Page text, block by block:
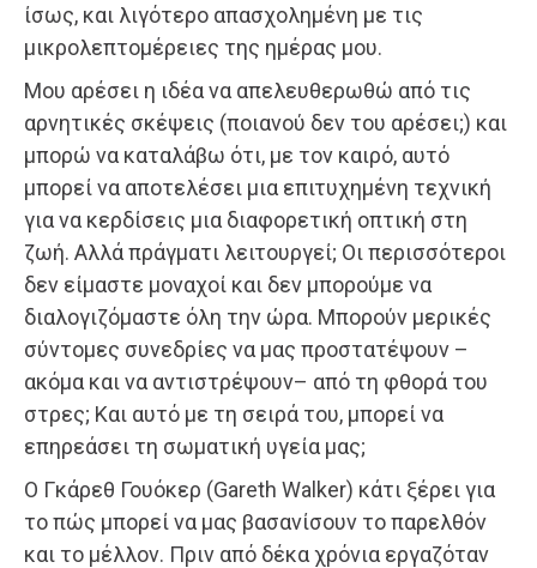
ίσως, και λιγότερο απασχολημένη με τις
μικρολεπτομέρειες της ημέρας μου.
Μου αρέσει η ιδέα να απελευθερωθώ από τις
αρνητικές σκέψεις (ποιανού δεν του αρέσει;) και
μπορώ να καταλάβω ότι, με τον καιρό, αυτό
μπορεί να αποτελέσει μια επιτυχημένη τεχνική
για να κερδίσεις μια διαφορετική οπτική στη
ζωή. Αλλά πράγματι λειτουργεί; Οι περισσότεροι
δεν είμαστε μοναχοί και δεν μπορούμε να
διαλογιζόμαστε όλη την ώρα. Μπορούν μερικές
σύντομες συνεδρίες να μας προστατέψουν –
ακόμα και να αντιστρέψουν– από τη φθορά του
στρες; Και αυτό με τη σειρά του, μπορεί να
επηρεάσει τη σωματική υγεία μας;
Ο Γκάρεθ Γουόκερ (Gareth Walker) κάτι ξέρει για
το πώς μπορεί να μας βασανίσουν το παρελθόν
και το μέλλον. Πριν από δέκα χρόνια εργαζόταν